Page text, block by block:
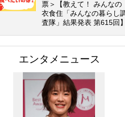
票＞【教えて！ みんなの
衣食住「みんなの暮らし
査隊」結果発表 第615回】
エンタメニュース